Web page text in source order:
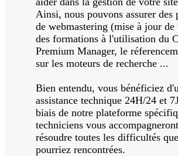
Ainsi, nous pouvons assurer des
de webmastering (mise à jour de
des formations à l'utilisation du
Premium Manager, le
sur les moteurs de recherche ...
Bien entendu, vous bénéficiez
assistance technique 24H/24 et
biais de notre plateforme
techniciens vous
résoudre toutes les difficultés
pourriez rencontrées.